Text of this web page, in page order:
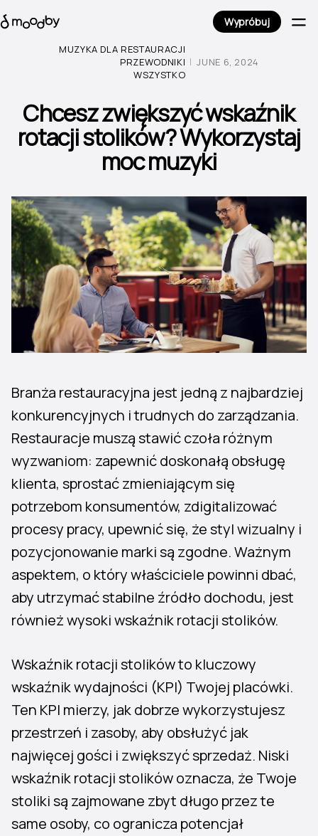
Wypróbuj
MUZYKA DLA RESTAURACJI
PRZEWODNIKI
WSZYSTKO
JUNE 6, 2024
Chcesz zwiększyć wskaźnik
rotacji stolików? Wykorzystaj
moc muzyki
Branża restauracyjna jest jedną z najbardziej
konkurencyjnych i trudnych do zarządzania.
Restauracje muszą stawić czoła różnym
wyzwaniom: zapewnić doskonałą obsługę
klienta, sprostać zmieniającym się
potrzebom konsumentów, zdigitalizować
procesy pracy, upewnić się, że styl wizualny i
pozycjonowanie marki są zgodne. Ważnym
aspektem, o który właściciele powinni dbać,
aby utrzymać stabilne źródło dochodu, jest
również wysoki wskaźnik rotacji stolików.
Wskaźnik rotacji stolików to kluczowy
wskaźnik wydajności (KPI) Twojej placówki.
Ten KPI mierzy, jak dobrze wykorzystujesz
przestrzeń i zasoby, aby obsłużyć jak
najwięcej gości i zwiększyć sprzedaż. Niski
wskaźnik rotacji stolików oznacza, że Twoje
stoliki są zajmowane zbyt długo przez te
same osoby, co ogranicza potencjał